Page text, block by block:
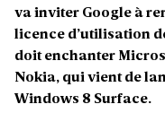
va inviter Google à
licence d’utilisation
doit enchanter
Nokia, qui vient de
Windows 8 Surface.